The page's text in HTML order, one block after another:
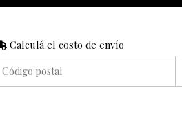
Calculá el costo de envío